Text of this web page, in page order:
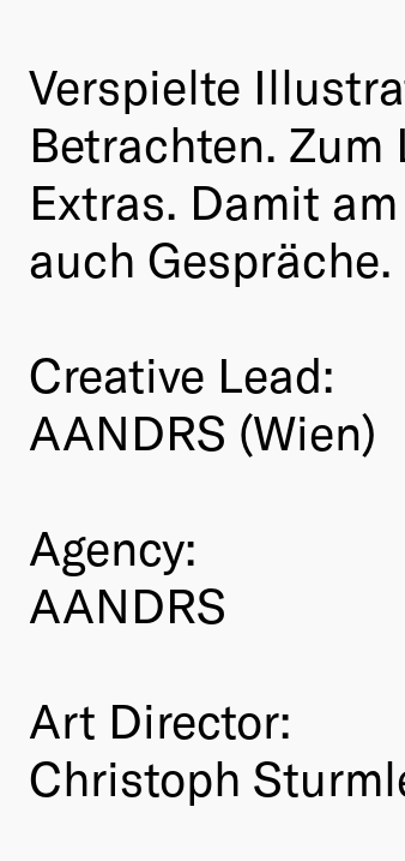
Verspielte
Betrachten. Zum
Extras. Damit
auch Gespräche.
Creative Lead:
AANDRS (Wien)
Agency:
AANDRS
Art Director:
Christoph